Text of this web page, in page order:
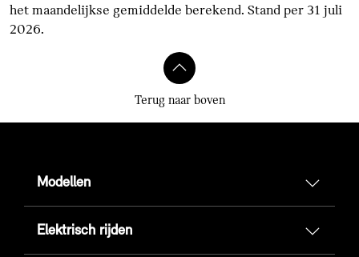
het maandelijkse gemiddelde berekend. Stand per 31 juli
2026.
Terug naar boven
Modellen
Elektrisch rijden